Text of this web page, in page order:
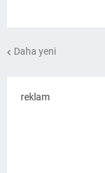
Daha yeni
reklam